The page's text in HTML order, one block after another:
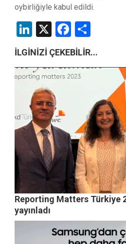
oybirliğiyle kabul edildi.
LinkedIn
X Facebook
İLGİNİZİ ÇEKEBİLİR...
Reporting Matters Türkiye
yayınladı